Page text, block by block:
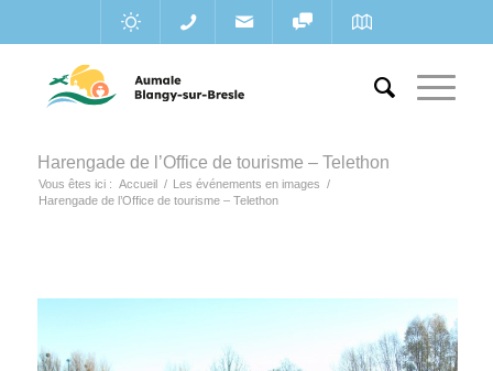
Harengade de l’Office de tourisme – Telethon
Vous êtes ici : Accueil / Les événements en images /
Harengade de l’Office de tourisme – Telethon